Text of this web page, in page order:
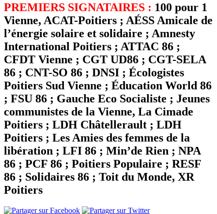
PREMIERS SIGNATAIRES : 100 pour 1
Vienne, ACAT-Poitiers ; AÉSS Amicale de
l’énergie solaire et solidaire ; Amnesty
International Poitiers ; ATTAC 86 ;
CFDT Vienne ; CGT UD86 ; CGT-SELA
86 ; CNT-SO 86 ; DNSI ; Écologistes
Poitiers Sud Vienne ; Éducation World 86
; FSU 86 ; Gauche Eco Socialiste ; Jeunes
communistes de la Vienne, La Cimade
Poitiers ; LDH Châtellerault ; LDH
Poitiers ; Les Amies des femmes de la
libération ; LFI 86 ; Min’de Rien ; NPA
86 ; PCF 86 ; Poitiers Populaire ; RESF
86 ; Solidaires 86 ; Toit du Monde, XR
Poitiers